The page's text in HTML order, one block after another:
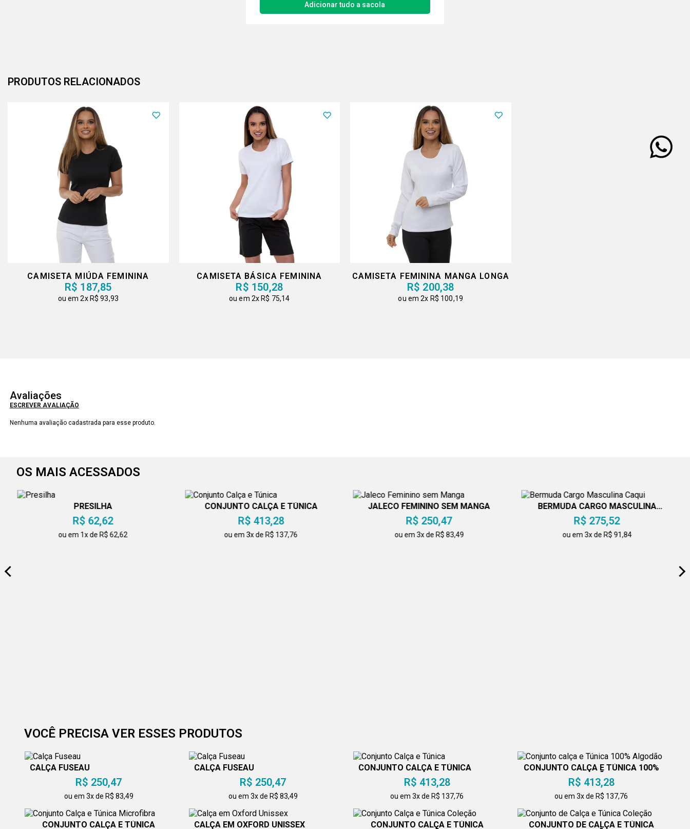
PRODUTOS RELACIONADOS
CAMISETA MIÚDA FEMININA
R$ 187,85
2x R$ 93,93
CAMISETA BÁSICA FEMININA
R$ 150,28
2x R$ 75,14
CAMISETA FEMININA MANGA LONGA
R$ 200,38
2x R$ 100,19
Avaliações
ESCREVER AVALIAÇÃO
Nenhuma avaliação cadastrada para esse produto.
OS MAIS ACESSADOS
PRESILHA
R$ 62,62
ou em 1x de R$ 62,62
CONJUNTO CALÇA E TÚNICA
R$ 413,28
ou em 3x de R$ 137,76
JALECO FEMININO SEM MANGA
R$ 250,47
ou em 3x de R$ 83,49
BERMUDA CARGO MASCULINA
CAQUI
R$ 275,52
ou em 3x de R$ 91,84
VOCÊ PRECISA VER ESSES PRODUTOS
CALÇA FUSEAU
R$ 250,47
ou em 3x de R$ 83,49
CALÇA FUSEAU
R$ 250,47
ou em 3x de R$ 83,49
CONJUNTO CALÇA E TÚNICA
R$ 413,28
ou em 3x de R$ 137,76
CONJUNTO CALÇA E TÚNICA 100%
ALGODÃO
R$ 413,28
ou em 3x de R$ 137,76
CONJUNTO CALÇA E TÚNICA
CALÇA EM OXFORD UNISSEX
CONJUNTO CALÇA E TÚNICA
CONJUNTO DE CALÇA E TÚNICA